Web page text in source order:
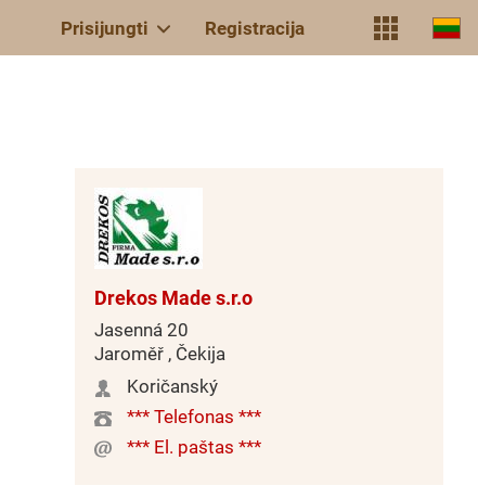
Prisijungti Registracija
Drekos Made s.r.o
Jasenná 20
Jaroměř , Čekija
Koričanský
*** Telefonas ***
*** El. paštas ***